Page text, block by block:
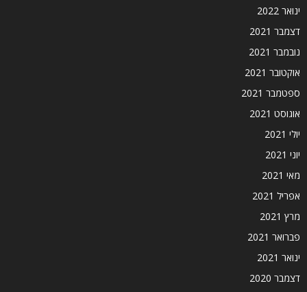
ינואר 2022
דצמבר 2021
נובמבר 2021
אוקטובר 2021
ספטמבר 2021
אוגוסט 2021
יולי 2021
יוני 2021
מאי 2021
אפריל 2021
מרץ 2021
פברואר 2021
ינואר 2021
דצמבר 2020